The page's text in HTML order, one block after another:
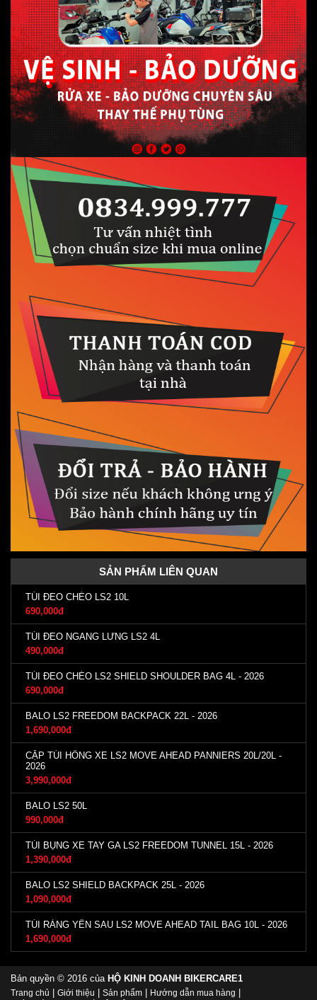
SẢN PHẨM LIÊN QUAN
TÚI ĐEO CHÉO LS2 10L
690,000đ
TÚI ĐEO NGANG LƯNG LS2 4L
490,000đ
TÚI ĐEO CHÉO LS2 SHIELD SHOULDER BAG 4L - 2026
690,000đ
BALO LS2 FREEDOM BACKPACK 22L - 2026
1,690,000đ
CẶP TÚI HÔNG XE LS2 MOVE AHEAD PANNIERS 20L/20L -
2026
3,990,000đ
BALO LS2 50L
990,000đ
TÚI BỤNG XE TAY GA LS2 FREEDOM TUNNEL 15L - 2026
1,390,000đ
BALO LS2 SHIELD BACKPACK 25L - 2026
1,090,000đ
TÚI RÀNG YÊN SAU LS2 MOVE AHEAD TAIL BAG 10L - 2026
1,690,000đ
Bản quyền © 2016 của HỘ KINH DOANH BIKERCARE1
Trang chủ Giới thiệu Sản phẩm Hướng dẫn mua hàng